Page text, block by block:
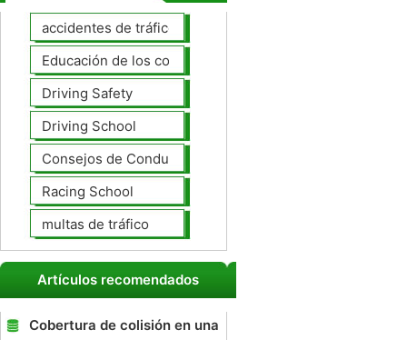
accidentes de tráfico
Educación de los conductores
Driving Safety
Driving School
Consejos de Conducción
Racing School
multas de tráfico
Artículos recomendados
Cobertura de colisión en una